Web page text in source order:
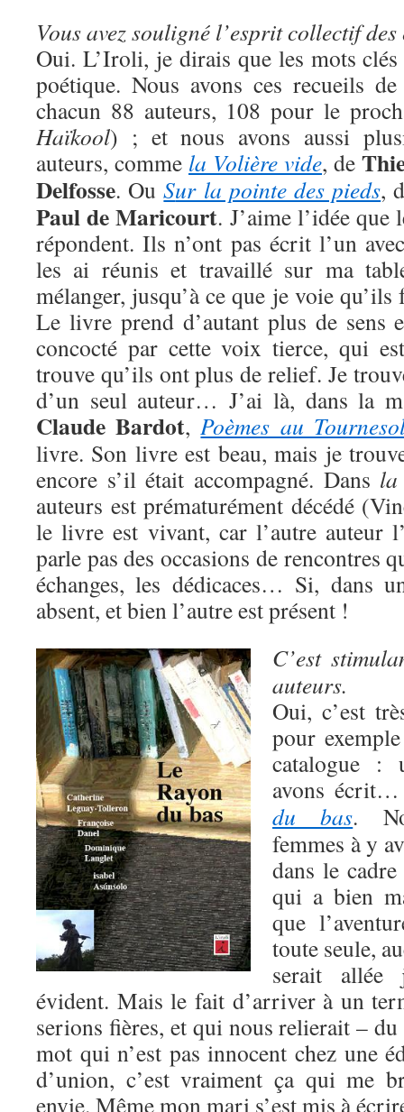
Vous avez souligné l’esprit collectif
Oui. L’Iroli, je dirais que les mots
poétique. Nous avons ces recueils
chacun 88 auteurs, 108 pour le
Haïkool) ; et nous avons aussi
auteurs, comme la Volière vide, de
Delfosse. OuSur la pointe des pieds,
Paul de Maricourt. J’aime l’idée
répondent. Ils n’ont pas écrit l’un
les ai réunis et travaillé sur ma
mélanger, jusqu’à ce que je voie
Le livre prend d’autant plus de sens
concocté par cette voix tierce, qui
trouve qu’ils ont plus de relief. Je
d’un seul auteur… J’ai là, dans la
Claude Bardot,Poèmes au
livre. Son livre est beau, mais je
encore s’il était accompagné. Dans la
auteurs est prématurément décédé
le livre est vivant, car l’autre auteur
parle pas des occasions de rencontres
échanges, les dédicaces… Si, dans
absent, et bien l’autre est présent !
C’est
auteurs.
Oui, c’est
pour
catalogue :
avons
du bas.
femmes à y
dans le
qui a bien
que
toute seule,
serait allée
évident. Mais le fait d’arriver à un
serions fières, et qui nous relierait –
mot qui n’est pas innocent chez une
d’union, c’est vraiment ça qui me
envie. Même mon mari s’est mis à